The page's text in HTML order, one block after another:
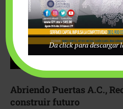
Abriendo Puertas A.C.,
construir futuro
Da click para descargar